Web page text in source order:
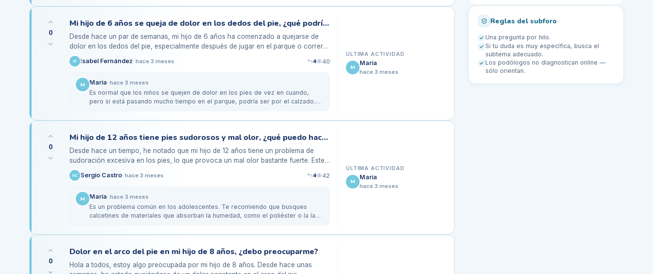
0
Mi hijo de 6 años se queja de dolor en los dedos del pie, ¿qué podría ser?
Desde hace un par de semanas, mi hijo de 6 años ha comenzado a quejarse de
dolor en los dedos del pie, especialmente después de jugar en el parque o correr
un poco. No parece…
IF Isabel Fernández· hace 3 meses 4 40
M María· hace 3 meses
Es normal que los niños se quejen de dolor en los pies de vez en cuando,
pero si está pasando mucho tiempo en el parque, podría ser por el calzado.
ÚLTIMA ACTIVIDAD
M
María
hace 3 meses
0
Mi hijo de 12 años tiene pies sudorosos y mal olor, ¿qué puedo hacer?
Desde hace un tiempo, he notado que mi hijo de 12 años tiene un problema de
sudoración excesiva en los pies, lo que provoca un mal olor bastante fuerte. Este
tema no solo le…
SC Sergio Castro· hace 3 meses 4 42
M María· hace 3 meses
Es un problema común en los adolescentes. Te recomiendo que busques
calcetines de materiales que absorban la humedad, como el poliéster o la lana.
ÚLTIMA ACTIVIDAD
M
María
hace 3 meses
0
Dolor en el arco del pie en mi hijo de 8 años, ¿debo preocuparme?
Hola a todos, estoy algo preocupada por mi hijo de 8 años. Desde hace unas
Reglas del subforo
Una pregunta por hilo.
Si tu duda es muy específica, busca el
subtema adecuado.
Los podólogos no diagnostican online —
sólo orientan.